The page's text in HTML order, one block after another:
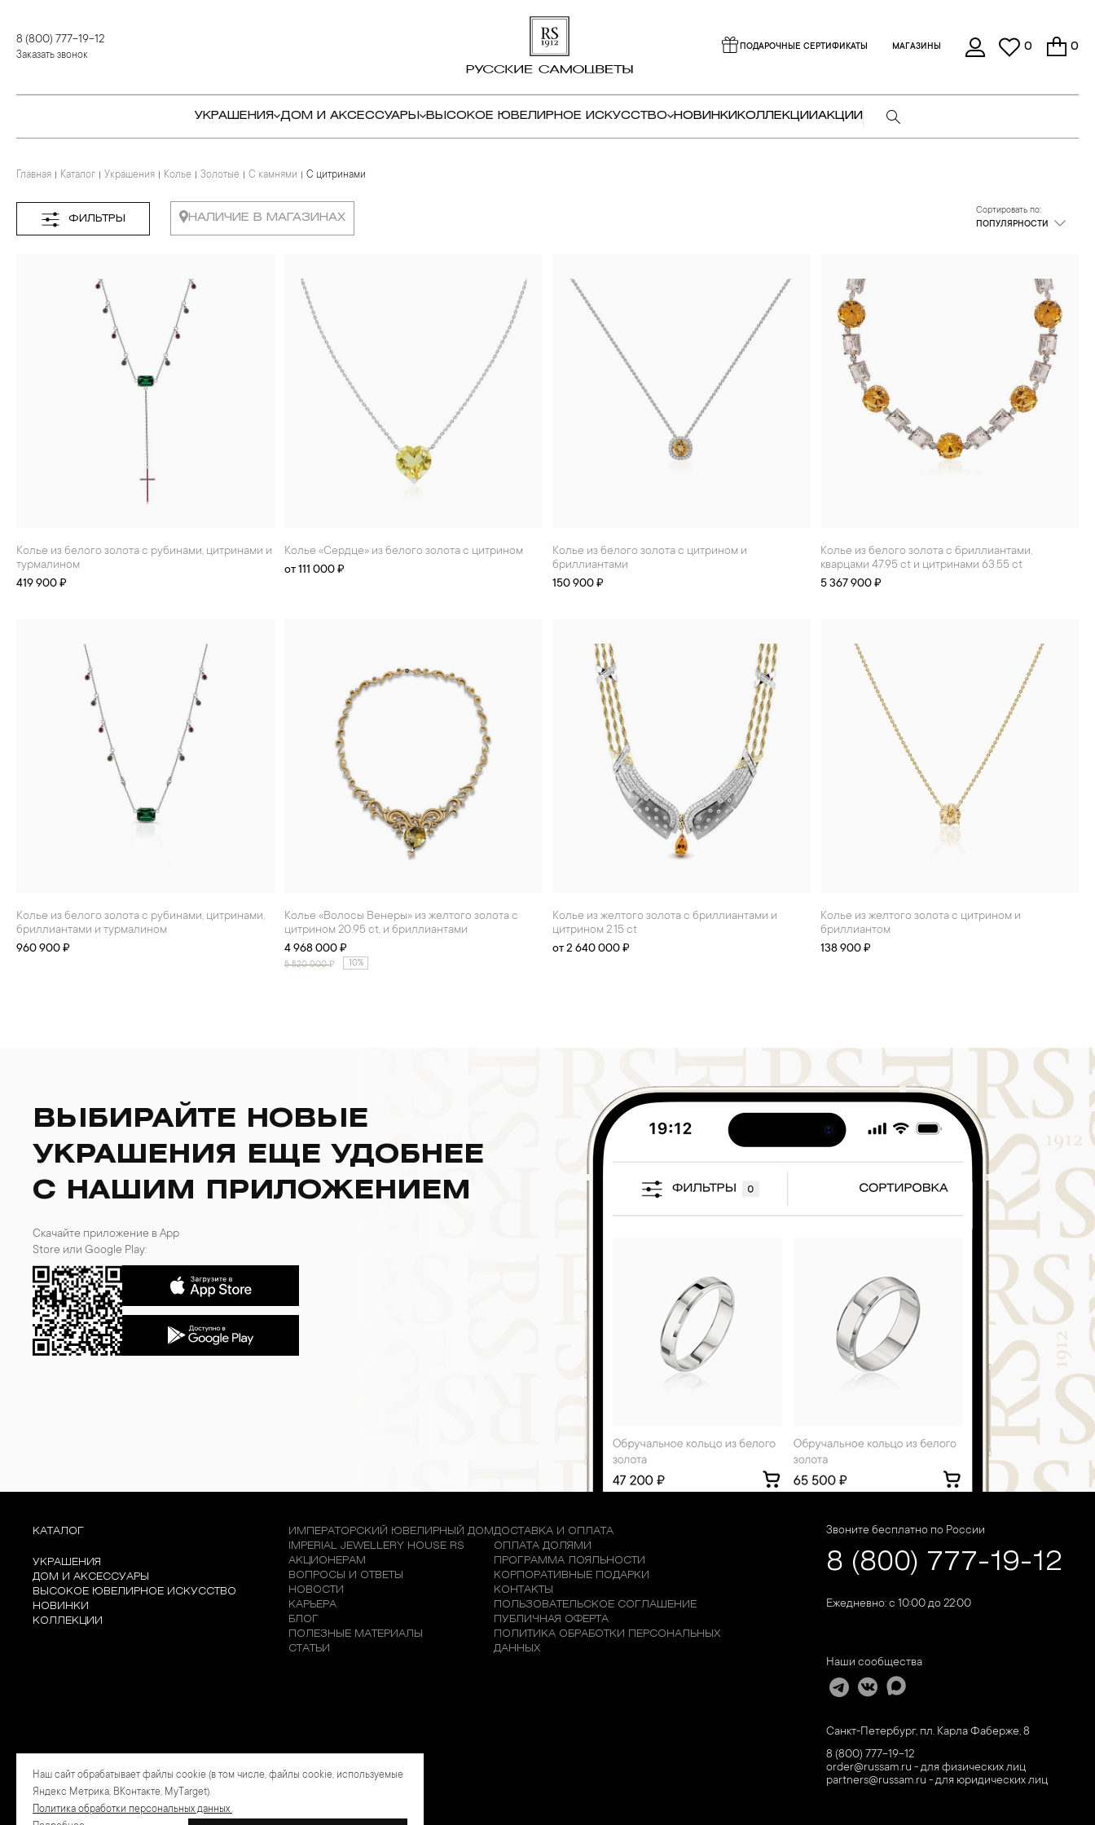
8 (800) 777-19-12
Заказать звонок
ПОДАРОЧНЫЕ СЕРТИФИКАТЫ МАГАЗИНЫ 0 0
УКРАШЕНИЯ
КОЛЬЦА
СЕРЬГИ
ДОМ И АКСЕССУАРЫ
СТОЛОВЫЕ ПРИБОРЫ
СЕРВИРОВКА СТОЛА
ХРУСТАЛЬ И ФАРФОР
ВЫСОКОЕ ЮВЕЛИРНОЕ ИСКУССТВО
КОЛЬЦА
СЕРЬГИ
КАМНЕРЕЗНОЕ
НОВИНКИ КОЛЛЕКЦИИАКЦИИ
Главная Каталог Украшения Колье Золотые С камнями С цитринами
ФИЛЬТРЫ НАЛИЧИЕ В МАГАЗИНАХ
Сортировать по:
ПОПУЛЯРНОСТИ
Колье из белого золота с рубинами, цитринами и
турмалином
419 900 ₽
Колье «Сердце» из белого золота с цитрином
от 111 000 ₽
Колье из белого золота с цитрином и
бриллиантами
150 900 ₽
Колье из белого золота с бриллиантами,
кварцами 47.95 ct и цитринами 63.55 ct
5 367 900 ₽
Колье из белого золота с рубинами, цитринами,
бриллиантами и турмалином
960 900 ₽
Колье «Волосы Венеры» из желтого золота с
цитрином 20.95 ct, и бриллиантами
4 968 000 ₽
5 520 000₽ 10%
Колье из желтого золота с бриллиантами и
цитрином 2.15 ct
от 2 640 000 ₽
Колье из желтого золота с цитрином и
бриллиантом
138 900 ₽
ВЫБИРАЙТЕ НОВЫЕ
УКРАШЕНИЯ ЕЩЕ УДОБНЕЕ
С НАШИМ ПРИЛОЖЕНИЕМ
Скачайте приложение в App
Store или Google Play:
КАТАЛОГ
УКРАШЕНИЯ
ДОМ И АКСЕССУАРЫ
ВЫСОКОЕ ЮВЕЛИРНОЕ ИСКУССТВО
НОВИНКИ
КОЛЛЕКЦИИ
ИМПЕРАТОРСКИЙ ЮВЕЛИРНЫЙ ДОМ
IMPERIAL JEWELLERY HOUSE RS
АКЦИОНЕРАМ
ВОПРОСЫ И ОТВЕТЫ
НОВОСТИ
КАРЬЕРА
БЛОГ
ПОЛЕЗНЫЕ МАТЕРИАЛЫ
СТАТЬИ
ДОСТАВКА И ОПЛАТА
ОПЛАТА ДОЛЯМИ
ПРОГРАММА ЛОЯЛЬНОСТИ
КОРПОРАТИВНЫЕ ПОДАРКИ
КОНТАКТЫ
ПОЛЬЗОВАТЕЛЬСКОЕ СОГЛАШЕНИЕ
ПУБЛИЧНАЯ ОФЕРТА
ПОЛИТИКА ОБРАБОТКИ ПЕРСОНАЛЬНЫХ
ДАННЫХ
Звоните бесплатно по России
8 (800) 777-19-12
Ежедневно: с 10:00 до 22:00
Наши сообщества
Санкт-Петербург, пл. Карла Фаберже, 8
8 (800) 777-19-12
order@russam.ru - для физических лиц
partners@russam.ru - для юридических лиц
Наш сайт обрабатывает файлы cookie (в том числе, файлы cookie, используемые
Яндекс Метрика, ВКонтакте, MyTarget).
Политика обработки персональных данных .